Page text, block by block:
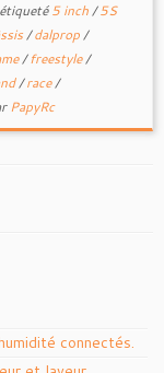
étiqueté5 inch/5S
/dalprop/
/freestyle/
/race/
PapyRc
connectés.